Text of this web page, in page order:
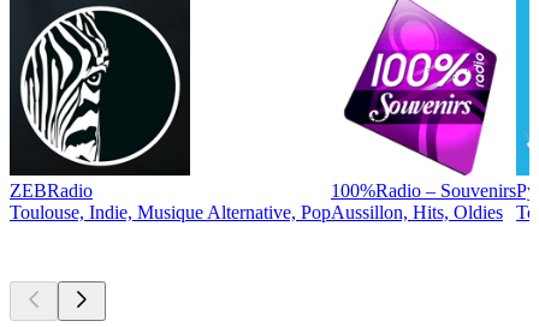
ZEBRadio
Toulouse, Indie, Musique Alternative, Pop
100%Radio – Souvenirs
Aussillon, Hits, Oldies